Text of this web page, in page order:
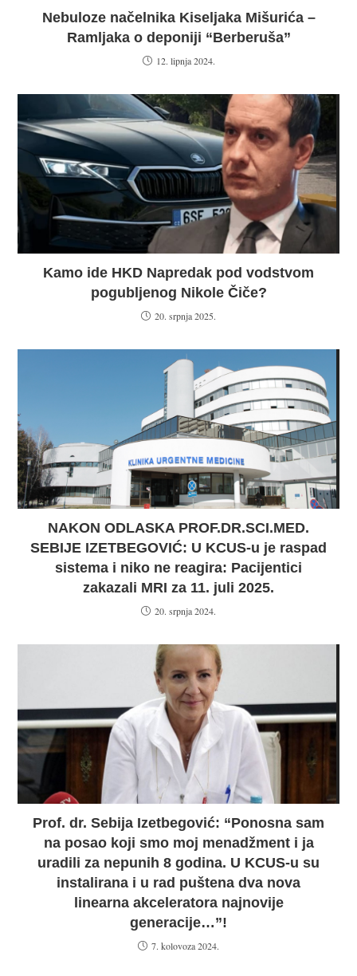
Nebuloze načelnika Kiseljaka Mišurića –
Ramljaka o deponiji “Berberuša”
12. lipnja 2024.
Kamo ide HKD Napredak pod vodstvom
pogubljenog Nikole Čiče?
20. srpnja 2025.
NAKON ODLASKA PROF.DR.SCI.MED.
SEBIJE IZETBEGOVIĆ: U KCUS-u je raspad
sistema i niko ne reagira: Pacijentici
zakazali MRI za 11. juli 2025.
20. srpnja 2024.
Prof. dr. Sebija Izetbegović: “Ponosna sam
na posao koji smo moj menadžment i ja
uradili za nepunih 8 godina. U KCUS-u su
instalirana i u rad puštena dva nova
linearna akceleratora najnovije
generacije…”!
7. kolovoza 2024.